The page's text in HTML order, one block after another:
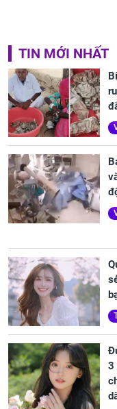
TIN MỚI NHẤT
3